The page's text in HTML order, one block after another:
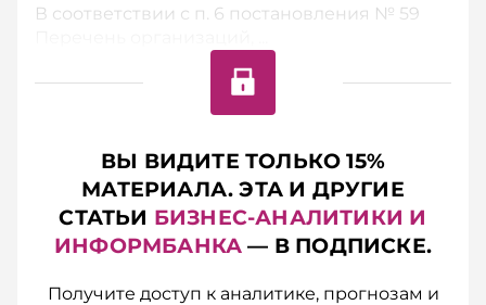
В соответствии с п. 6 постановления № 59
ВЫ ВИДИТЕ ТОЛЬКО 15%
МАТЕРИАЛА. ЭТА И ДРУГИЕ
СТАТЬИ БИЗНЕС-АНАЛИТИКИ И
ИНФОРМБАНКА — В ПОДПИСКЕ.
Получите доступ к аналитике, прогнозам и